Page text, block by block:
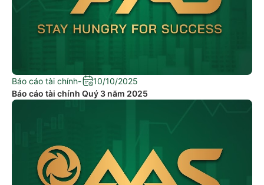
Báo cáo tài chính-
10/10/2025
Báo cáo tài chính Quý 3 năm 2025